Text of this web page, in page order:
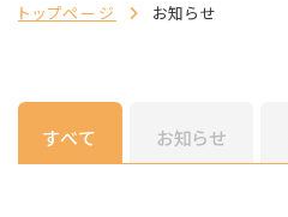
トップページ お知らせ
すべて お知らせ